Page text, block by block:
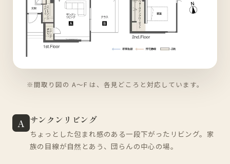
※間取り図の A〜F は、各見どころと対応しています。
A サンクンリビング
ちょっとした包まれ感のある一段下がったリビング。家
族の目線が自然とあう、団らんの中心の場。